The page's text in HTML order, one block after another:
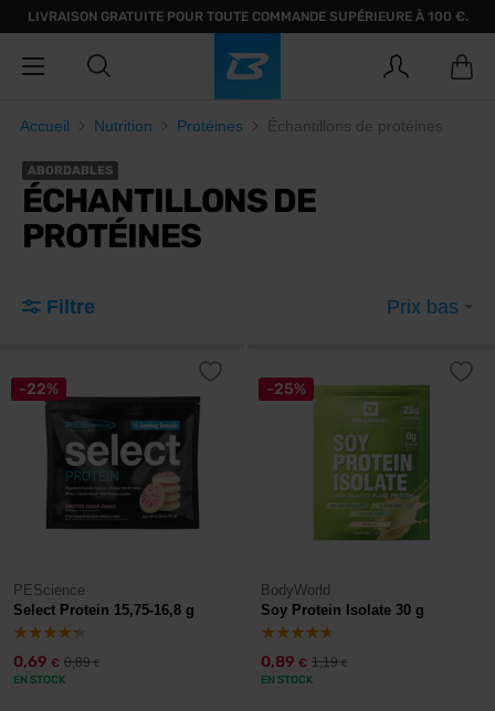
LIVRAISON GRATUITE POUR TOUTE COMMANDE SUPÉRIEURE À 100 €.
Accueil Nutrition Protéines Échantillons de protéines
ABORDABLES
ÉCHANTILLONS DE
PROTÉINES
Filtre Prix bas
-22%
PEScience
Select Protein 15,75-16,8 g
0,69 € 0,89€
EN STOCK
-25%
BodyWorld
Soy Protein Isolate 30 g
0,89 € 1,19€
EN STOCK